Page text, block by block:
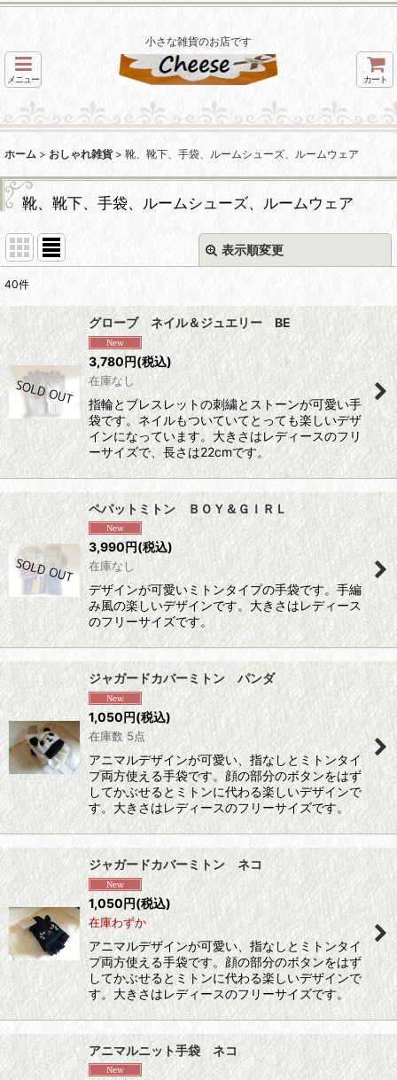
小さな雑貨のお店です
メニュー カート
ホーム > おしゃれ雑貨 > 靴、靴下、手袋、ルームシューズ、ルームウェア
靴、靴下、手袋、ルームシューズ、ルームウェア
表示順変更
並び順:
絞り込む
40件
グローブ ネイル＆ジュエリー BE
3,780円(税込)
在庫なし
指輪とブレスレットの刺繍とストーンが可愛い手
袋です。ネイルもついていてとっても楽しいデザ
インになっています。大きさはレディースのフリ
ーサイズで、長さは22cmです。
ペパットミトン ＢＯＹ＆ＧＩＲＬ
3,990円(税込)
在庫なし
デザインが可愛いミトンタイプの手袋です。手編
み風の楽しいデザインです。大きさはレディース
のフリーサイズです。
ジャガードカバーミトン パンダ
1,050円(税込)
在庫数 5点
アニマルデザインが可愛い、指なしとミトンタイ
プ両方使える手袋です。顔の部分のボタンをはず
してかぶせるとミトンに代わる楽しいデザインで
す。大きさはレディースのフリーサイズです。
ジャガードカバーミトン ネコ
1,050円(税込)
在庫わずか
アニマルデザインが可愛い、指なしとミトンタイ
プ両方使える手袋です。顔の部分のボタンをはず
してかぶせるとミトンに代わる楽しいデザインで
す。大きさはレディースのフリーサイズです。
アニマルニット手袋 ネコ